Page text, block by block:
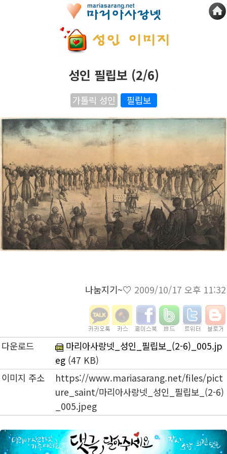
성인 필립보 (2/6)
가톨릭 성인 필립보
나눔지기~♡ 2009/10/17 오후 11:32
다운로드
마리아사랑넷_성인_필립보_(2-6)_005.jp
eg (47 KB)
이미지 주소
https://www.mariasarang.net/files/pict
ure_saint/마리아사랑넷_성인_필립보_(2-6)
_005.jpeg